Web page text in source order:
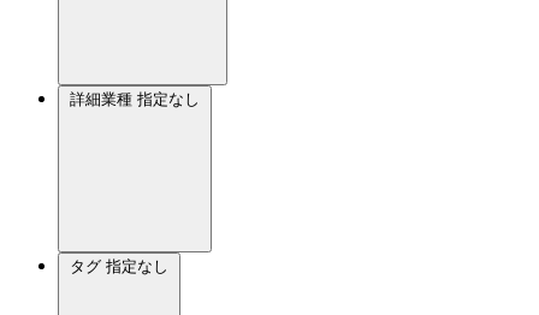
詳細業種 指定なし
タグ 指定なし